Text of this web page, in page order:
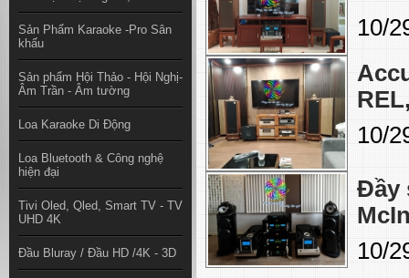
Sản Phẩm Karaoke -Pro Sân
khấu
Sản phẩm Hội Thảo - Hội Nghị-
Âm Trần - Âm tường
Loa Karaoke Di Động
Loa Bluetooth & Công nghệ
hiện đại
Tivi Oled, Qled, Smart TV - TV
UHD 4K
Đầu Bluray / Đầu HD /4K - 3D
10/
10/
Đầy
10/